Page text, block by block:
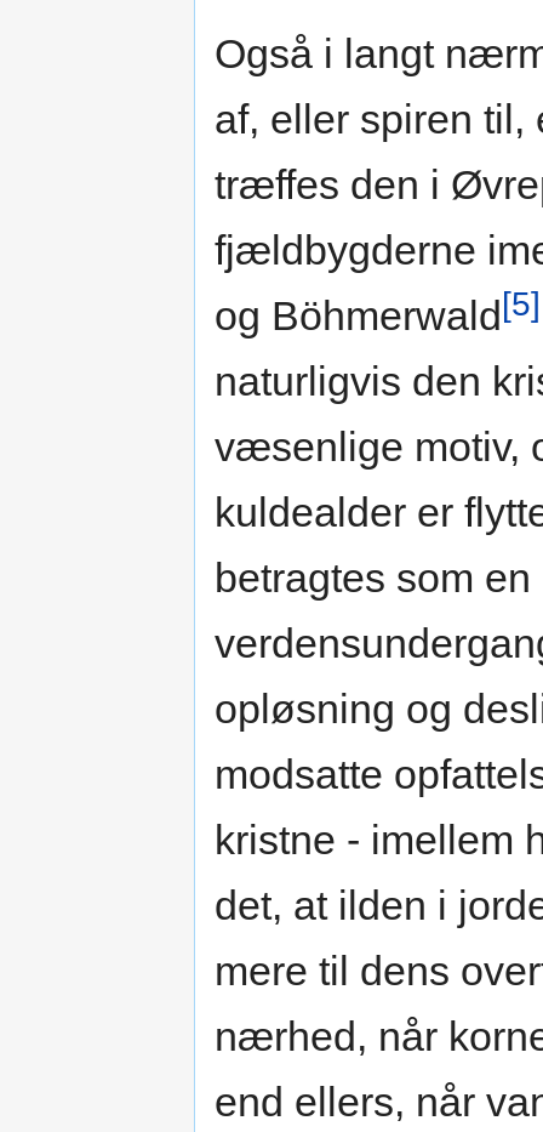
Også i langt
af, eller spiren til,
træffes den i
fjældbygderne
og Böhmerwald [5]
naturligvis den
væsenlige motiv,
kuldealder er
betragtes som
opløsning og
modsatte
kristne - imellem
det, at ilden i
mere til dens
nærhed, når
end ellers, når